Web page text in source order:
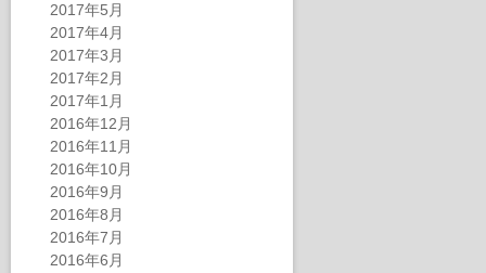
2017年5月
2017年4月
2017年3月
2017年2月
2017年1月
2016年12月
2016年11月
2016年10月
2016年9月
2016年8月
2016年7月
2016年6月